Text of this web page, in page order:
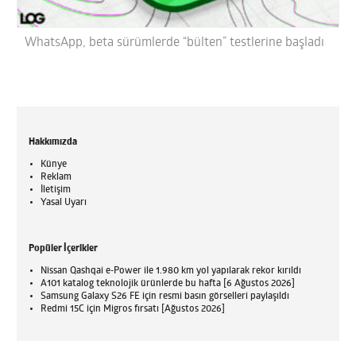
WhatsApp, beta sürümlerde “bülten” testlerine başladı
Hakkımızda
Künye
Reklam
İletişim
Yasal Uyarı
Popüler İçerikler
Nissan Qashqai e-Power ile 1.980 km yol yapılarak rekor kırıldı
A101 katalog teknolojik ürünlerde bu hafta [6 Ağustos 2026]
Samsung Galaxy S26 FE için resmi basın görselleri paylaşıldı
Redmi 15C için Migros fırsatı [Ağustos 2026]